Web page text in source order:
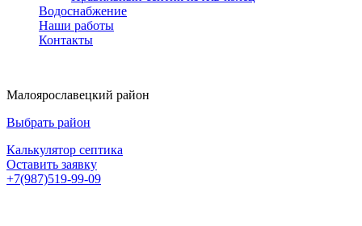
Водоснабжение
Наши работы
Контакты
Малоярославецкий район
Выбрать район
Калькулятор септика
Оставить заявку
+7(987)519-99-09